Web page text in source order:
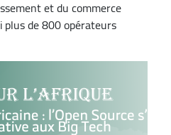
et du commerce
plus de 800 opérateurs